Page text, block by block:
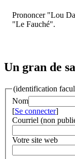
Prononcer "Lou
"Le Fauché".
Un gran de
(identification
Nom
[Se connecter]
Courriel (non
Votre site web